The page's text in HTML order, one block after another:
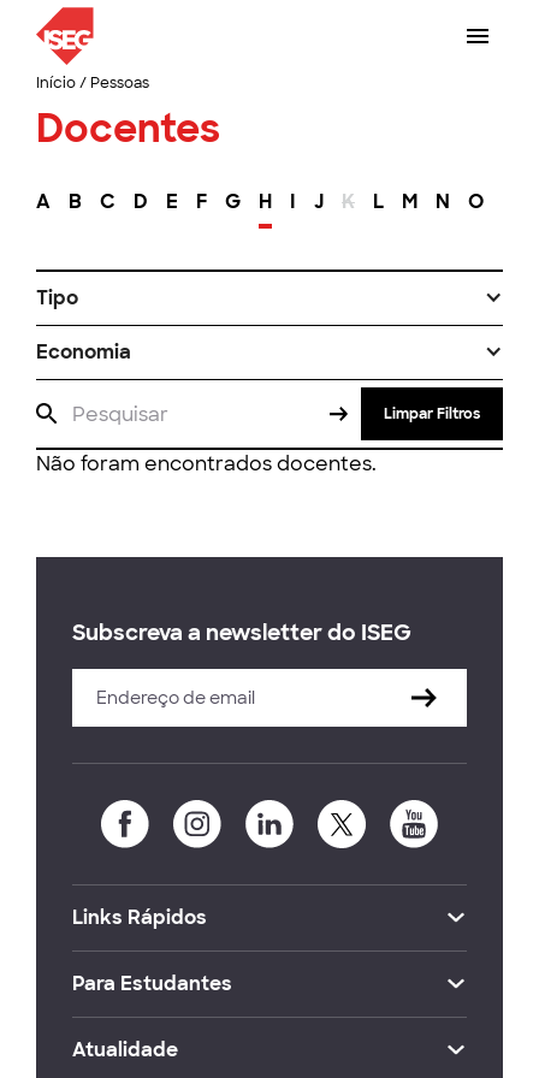
Início/ Pessoas
Docentes
A B C D E F G H I J K L M N O
Tipo
Economia
Limpar Filtros
Não foram encontrados docentes.
Subscreva a newsletter do ISEG
Links Rápidos
Para Estudantes
Atualidade